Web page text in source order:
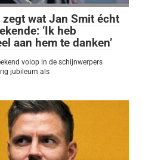
wat Jan Smit écht
‘Ik heb
aan hem te danken’
volop in de schijnwerpers
jubileum als